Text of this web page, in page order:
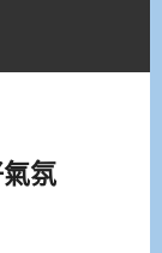
氛